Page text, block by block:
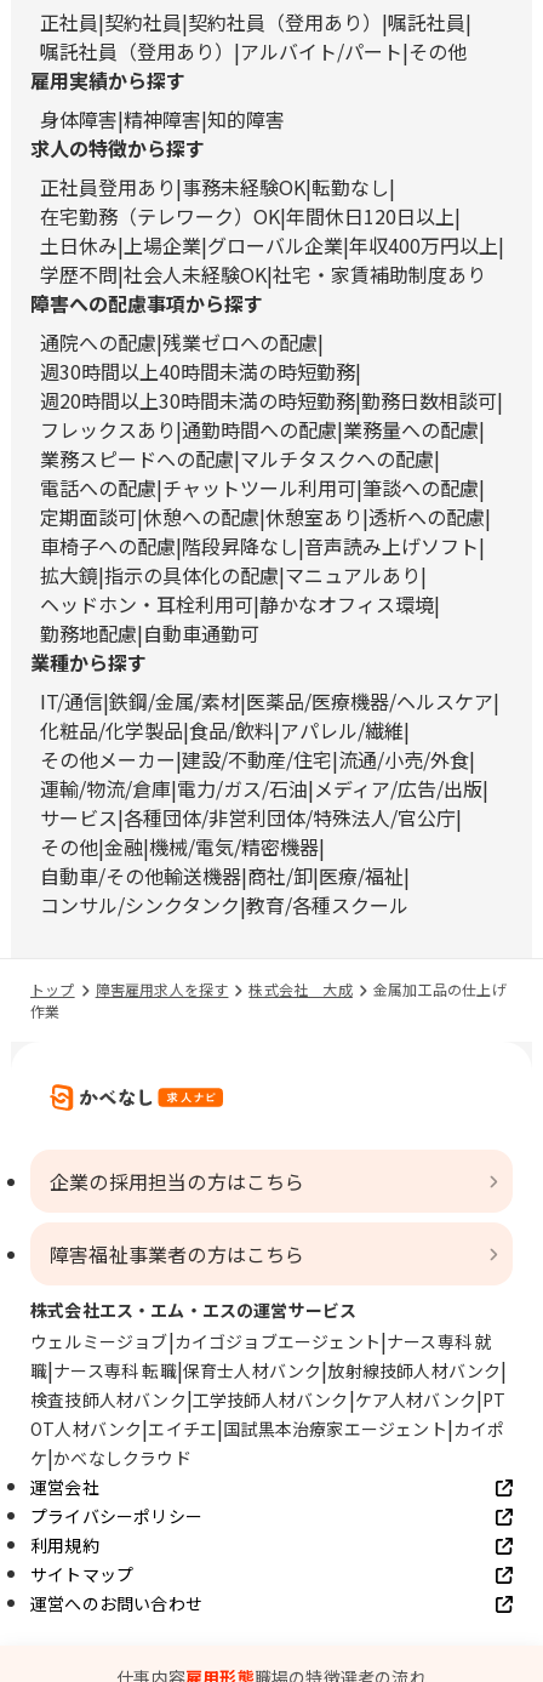
仕事内容雇用形態職場の特徴選考の流れ
正社員 契約社員 契約社員（登用あり）
嘱託社員
嘱託社員（登用あり）
アルバイト/パート その他
雇用実績から探す
身体障害 精神障害 知的障害
求人の特徴から探す
正社員登用あり 事務未経験OK 転勤なし
在宅勤務（テレワーク）OK 年間休日120日以上
土日休み 上場企業 グローバル企業 年収400万円以上
学歴不問 社会人未経験OK 社宅・家賃補助制度あり
障害への配慮事項から探す
通院への配慮 残業ゼロへの配慮
週30時間以上40時間未満の時短勤務
週20時間以上30時間未満の時短勤務 勤務日数相談可
フレックスあり 通勤時間への配慮 業務量への配慮
業務スピードへの配慮 マルチタスクへの配慮
電話への配慮 チャットツール利用可 筆談への配慮
定期面談可 休憩への配慮 休憩室あり 透析への配慮
車椅子への配慮 階段昇降なし 音声読み上げソフト
拡大鏡 指示の具体化の配慮 マニュアルあり
ヘッドホン・耳栓利用可 静かなオフィス環境
勤務地配慮 自動車通勤可
業種から探す
IT/通信 鉄鋼/金属/素材 医薬品/医療機器/ヘルスケア
化粧品/化学製品 食品/飲料 アパレル/繊維
その他メーカー 建設/不動産/住宅 流通/小売/外食
運輸/物流/倉庫 電力/ガス/石油 メディア/広告/出版
サービス 各種団体/非営利団体/特殊法人/官公庁
その他 金融 機械/電気/精密機器
自動車/その他輸送機器 商社/卸 医療/福祉
コンサル/シンクタンク 教育/各種スクール
トップ 障害雇用求人を探す 株式会社 大成
金属加工品の仕上げ
作業
企業の採用担当の方はこちら
障害福祉事業者の方はこちら
株式会社エス・エム・エスの運営サービス
ウェルミージョブ カイゴジョブエージェント ナース専科 就
職 ナース専科 転職 保育士人材バンク 放射線技師人材バンク
検査技師人材バンク 工学技師人材バンク ケア人材バンク PT
OT人材バンク エイチエ 国試黒本治療家エージェント カイポ
ケ かべなしクラウド
運営会社
プライバシーポリシー
利用規約
サイトマップ
運営へのお問い合わせ